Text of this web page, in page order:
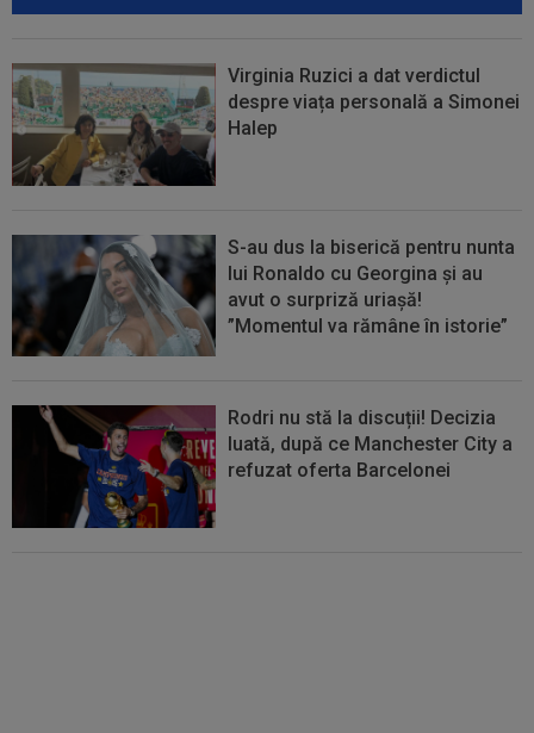
Virginia Ruzici a dat verdictul
despre viața personală a Simonei
Halep
S-au dus la biserică pentru nunta
lui Ronaldo cu Georgina și au
avut o surpriză uriașă!
”Momentul va rămâne în istorie”
Rodri nu stă la discuții! Decizia
luată, după ce Manchester City a
refuzat oferta Barcelonei